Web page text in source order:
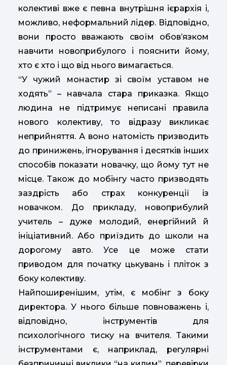
колективі вже є певна внутрішня ієрархія і,
можливо, неформальний лідер. Відповідно,
вони просто вважають своїм обов’язком
навчити новоприбулого і пояснити йому,
хто є хто і що від нього вимагається.
“У чужий монастир зі своїм уставом не
ходять” – навчала стара приказка. Якщо
людина не підтримує неписані правила
нового колективу, то відразу викликає
неприйняття. А воно натомість призводить
до принижень, ігнорування і десятків інших
способів показати новачку, що йому тут не
місце. Також до мобінгу часто призводять
заздрість або страх конкуренції із
новачком. До прикладу, новоприбулий
учитель – дуже молодий, енергійний й
ініціативний. Або приїздить до школи на
дорогому авто. Усе це може стати
приводом для початку цькувань і пліток з
боку колективу.
Найпоширенішим, утім, є мобінг з боку
директора. У нього більше повноважень і,
відповідно, інструментів для
психологічного тиску на вчителя. Такими
інструментами є, наприклад, регулярні